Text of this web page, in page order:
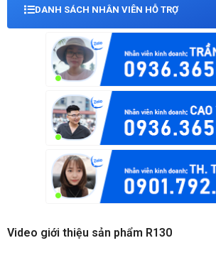
DANH SÁCH NHÂN VIÊN HỖ TRỢ
Video giới thiệu sản phẩm R130